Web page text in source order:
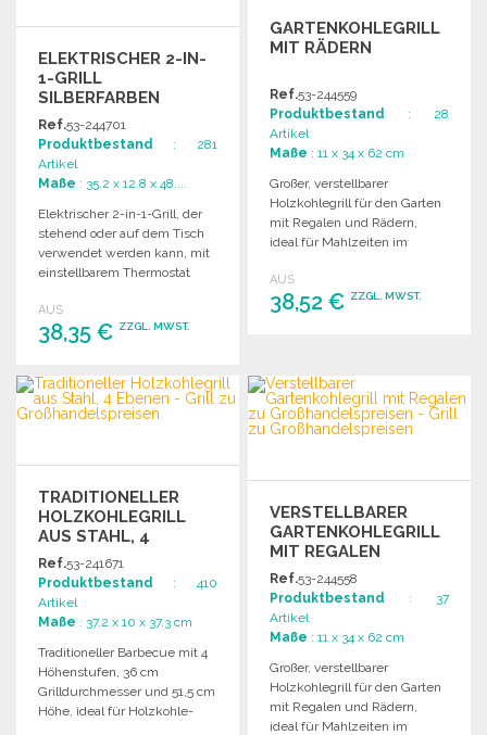
ELEKTRISCHER 2-IN-
1-GRILL
SILBERFARBEN
Ref.53-244701
Produktbestand : 281
Artikel
Maße : 35.2 x 12.8 x 48....
Elektrischer 2-in-1-Grill, der
stehend oder auf dem Tisch
verwendet werden kann, mit
einstellbarem Thermostat
optimales Grillen.
AUS
38,35 € ZZGL. MWST.
BESTELLEN
Angebot anfordern
GARTENKOHLEGRILL
MIT RÄDERN
Ref.53-244559
Produktbestand : 28
Artikel
Maße : 11 x 34 x 62 cm
Großer, verstellbarer
Holzkohlegrill für den Garten
mit Regalen und Rädern,
ideal für Mahlzeiten im
AUS
38,52 € ZZGL. MWST.
Angebot anfordern
TRADITIONELLER
HOLZKOHLEGRILL
AUS STAHL, 4
EBENEN
Ref.53-241671
Produktbestand : 410
Artikel
Maße : 37.2 x 10 x 37.3 cm
Traditioneller Barbecue mit 4
Höhenstufen, 36 cm
Grilldurchmesser und 51,5 cm
Höhe, ideal für Holzkohle-
VERSTELLBARER
GARTENKOHLEGRILL
MIT REGALEN
Ref.53-244558
Produktbestand : 37
Artikel
Maße : 11 x 34 x 62 cm
Großer, verstellbarer
Holzkohlegrill für den Garten
mit Regalen und Rädern,
ideal für Mahlzeiten im